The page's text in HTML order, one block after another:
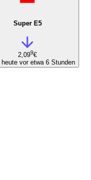
Super E5
2,099€
heute vor etwa 6 Stunden